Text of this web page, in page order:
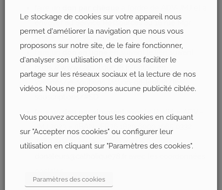
envoyer au Service Ressources au 16 rue Mgr
Gibier, 78000, Versailles
avec le libellé « ADV –
JMJ 2023 » (IBAN : FR76 1820 6000 1065 0332
7989 745) et envoyant un mail à
Le stockage de cookies sur votre appareil nous
permet d'améliorer la navigation que nous vous
proposons sur notre site, de le faire fonctionner,
d'analyser son utilisation et de vous faciliter le
partage sur les réseaux sociaux et la lecture de nos
vidéos. Nous ne proposons aucune publicité ciblée.
Vous pouvez accepter tous les cookies en cliquant
sur "Accepter nos cookies" ou configurer leur
utilisation en cliquant sur "Paramètres des cookies".
Paramètres des cookies